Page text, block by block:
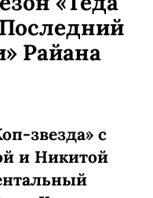
Райана
звезда» с
и Никитой